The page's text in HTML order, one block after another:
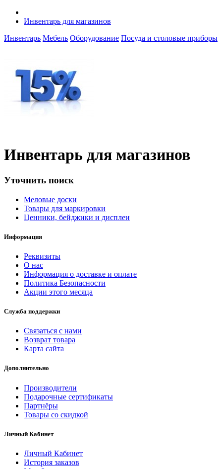
Инвентарь для магазинов
Инвентарь Мебель Оборудование Посуда и столовые приборы
Инвентарь для магазинов
Уточнить поиск
Меловые доски
Товары для маркировки
Ценники, бейджики и дисплеи
Информация
Реквизиты
О нас
Информация о доставке и оплате
Политика Безопасности
Акции этого месяца
Служба поддержки
Связаться с нами
Возврат товара
Карта сайта
Дополнительно
Производители
Подарочные сертификаты
Партнёры
Товары со скидкой
Личный Кабинет
Личный Кабинет
История заказов